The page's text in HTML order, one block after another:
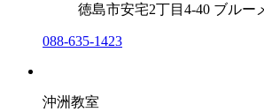
徳島市安宅2丁目4-40 ブルー
088-635-1423
沖洲教室